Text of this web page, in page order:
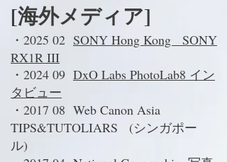
[海外メディア]
・2025 02 SONY Hong Kong SONY
RX1R III
・2024 09 DxO Labs PhotoLab8 イン
タビュー
・2017 08 Web Canon Asia
TIPS&TUTOLIARS (シンガポー
ル)